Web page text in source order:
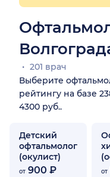
201 врач
Выберите
рейтингу на базе
4300 руб..
Детский
офтальмолог
(окулист)
от 900 ₽ от